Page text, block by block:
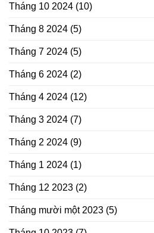
Tháng 10 2024 (10)
Tháng 8 2024 (5)
Tháng 7 2024 (5)
Tháng 6 2024 (2)
Tháng 4 2024 (12)
Tháng 3 2024 (7)
Tháng 2 2024 (9)
Tháng 1 2024 (1)
Tháng 12 2023 (2)
Tháng mười một 2023 (5)